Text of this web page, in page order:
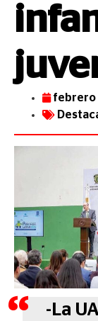
febrero
-La